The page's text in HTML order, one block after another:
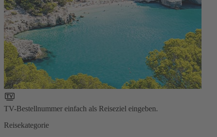
TV-Bestellnummer einfach als Reiseziel eingeben.
Reisekategorie